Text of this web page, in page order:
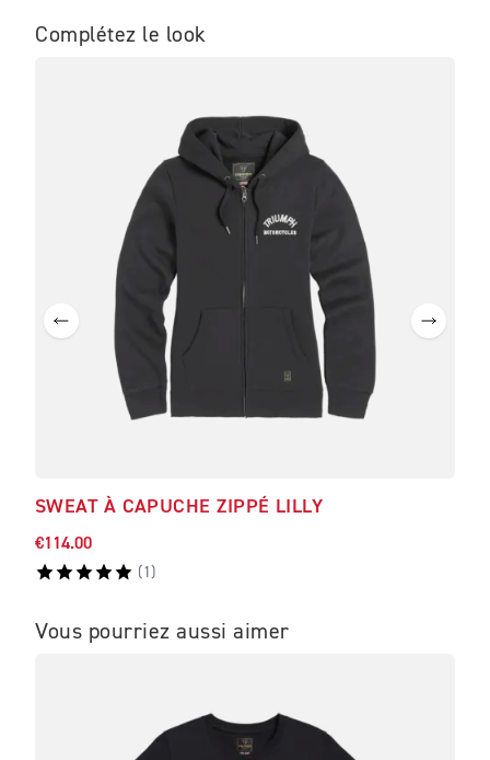
Complétez le look
SWEAT À CAPUCHE ZIPPÉ LILLY
€114.00
( 1 )
Vous pourriez aussi aimer